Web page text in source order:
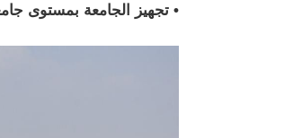
• تجهيز الجامعة بمستوى